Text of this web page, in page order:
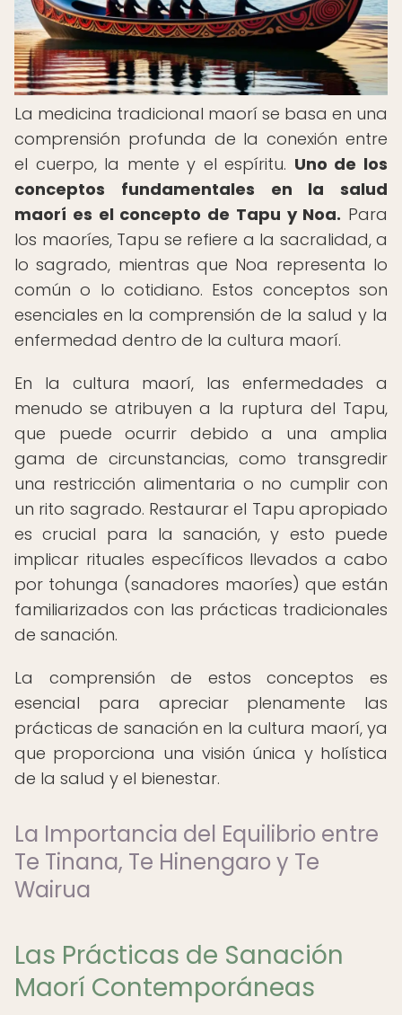
La medicina tradicional maorí se basa en una
comprensión profunda de la conexión entre
el cuerpo, la mente y el espíritu. Uno de los
conceptos fundamentales en la salud
maorí es el concepto de Tapu y Noa. Para
los maoríes, Tapu se refiere a la sacralidad, a
lo sagrado, mientras que Noa representa lo
común o lo cotidiano. Estos conceptos son
esenciales en la comprensión de la salud y la
enfermedad dentro de la cultura maorí.
En la cultura maorí, las enfermedades a
menudo se atribuyen a la ruptura del Tapu,
que puede ocurrir debido a una amplia
gama de circunstancias, como transgredir
una restricción alimentaria o no cumplir con
un rito sagrado. Restaurar el Tapu apropiado
es crucial para la sanación, y esto puede
implicar rituales específicos llevados a cabo
por tohunga (sanadores maoríes) que están
familiarizados con las prácticas tradicionales
de sanación.
La comprensión de estos conceptos es
esencial para apreciar plenamente las
prácticas de sanación en la cultura maorí, ya
que proporciona una visión única y holística
de la salud y el bienestar.
La Importancia del Equilibrio entre
Te Tinana, Te Hinengaro y Te
Wairua
Las Prácticas de Sanación
Maorí Contemporáneas